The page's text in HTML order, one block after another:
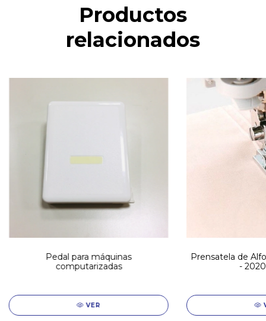
Productos
relacionados
Pedal para máquinas
computarizadas
VER
Prensatela de
-